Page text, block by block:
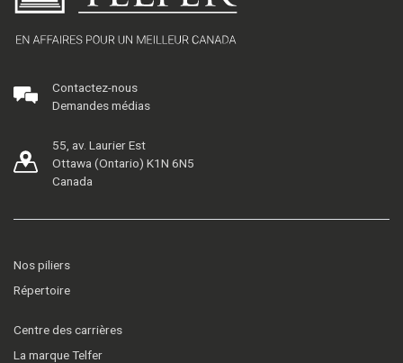
Contactez-nous
Demandes médias
55, av. Laurier Est
Ottawa (Ontario) K1N 6N5
Canada
Nos piliers
Répertoire
Centre des carrières
La marque Telfer